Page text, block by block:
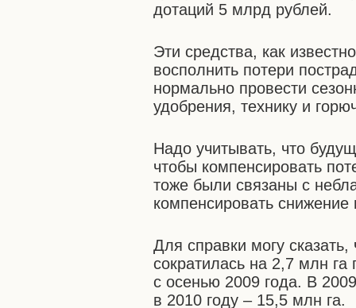
дотаций 5 млрд рублей.
Эти средства, как
восполнить потери
нормально провести
удобрения, технику и
Надо учитывать, что
чтобы компенсировать
тоже были связаны с
компенсировать
Для справки могу
сократилась на 2,7 млн
с осенью 2009 года. В
в 2010 году – 15,5 млн га.